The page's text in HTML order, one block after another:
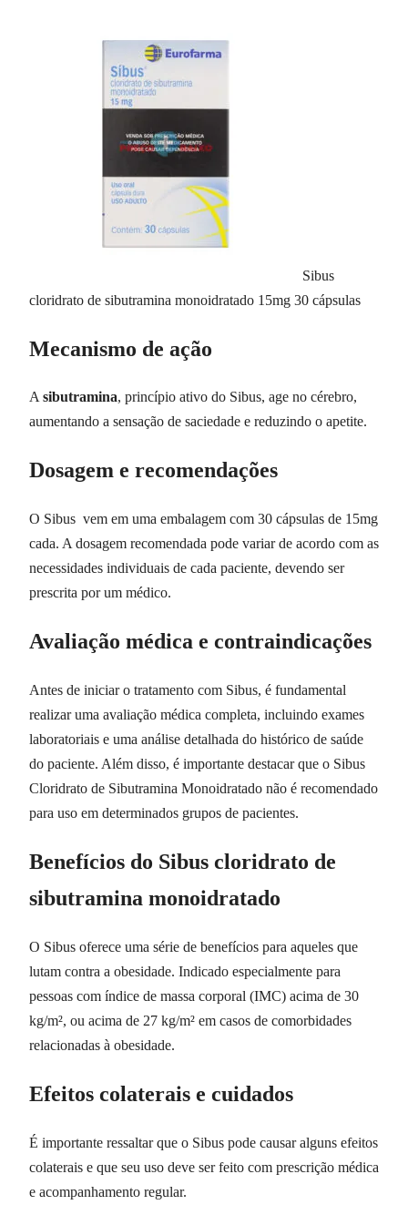
Sibus
cloridrato de sibutramina monoidratado 15mg 30 cápsulas
Mecanismo de ação
Asibutramina, princípio ativo do Sibus, age no cérebro,
aumentando a sensação de saciedade e reduzindo o apetite.
Dosagem e recomendações
O Sibus vem em uma embalagem com 30 cápsulas de 15mg
cada. A dosagem recomendada pode variar de acordo com as
necessidades individuais de cada paciente, devendo ser
prescrita por um médico.
Avaliação médica e contraindicações
Antes de iniciar o tratamento com Sibus, é fundamental
realizar uma avaliação médica completa, incluindo exames
laboratoriais e uma análise detalhada do histórico de saúde
do paciente. Além disso, é importante destacar que o Sibus
Cloridrato de Sibutramina Monoidratado não é recomendado
para uso em determinados grupos de pacientes.
Benefícios do Sibus cloridrato de
sibutramina monoidratado
O Sibus oferece uma série de benefícios para aqueles que
lutam contra a obesidade. Indicado especialmente para
pessoas com índice de massa corporal (IMC) acima de 30
kg/m², ou acima de 27 kg/m² em casos de comorbidades
relacionadas à obesidade.
Efeitos colaterais e cuidados
É importante ressaltar que o Sibus pode causar alguns efeitos
colaterais e que seu uso deve ser feito com prescrição médica
e acompanhamento regular.